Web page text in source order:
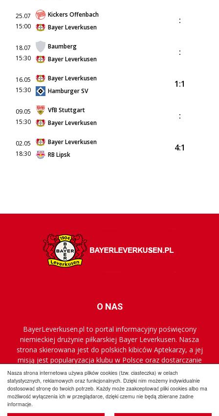
Nasza strona internetowa używa plików cookies (tzw. ciasteczka) w celach
statystycznych, reklamowych oraz funkcjonalnych. Dzięki nim możemy indywidualnie
dostosować stronę do twoich potrzeb. Każdy może zaakceptować pliki cookies albo ma
możliwość wyłączenia ich w przeglądarce, dzięki czemu nie będą zbierane żadne
informacje.
25.07
15:00
Kickers Offenbach
Bayer Leverkusen
:
18.07
15:30
Baumberg
Bayer Leverkusen
:
16.05
15:30
Bayer Leverkusen
Hamburger SV
1:1
09.05
15:30
VfB Stuttgart
Bayer Leverkusen
:
02.05
18:30
Bayer Leverkusen
RB Lipsk
4:1
O NAS
BayerLeverkusen.pl to portal informacyjny poświęcony
niemieckiej drużynie piłkarskiej Bayer Leverkusen. Nasza
strona skierowana jest do polskich kibiców Aptekarzy, a jej
misją jest popularyzacja klubu w Polsce oraz dostarczanie
najnowszych informacji.
Regulamin Współpraca Reklama
Polityka prywatności